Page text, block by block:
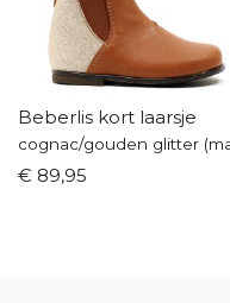
Beberlis kort laarsje
€ 89,95